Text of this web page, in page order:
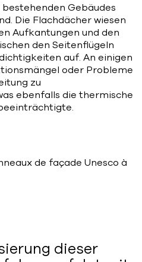
Gebäudes
Die Flachdächer wiesen
Aufkantungen und den
den Seitenflügeln
auf. An einigen
oder Probleme
zu
ebenfalls die thermische
dieser